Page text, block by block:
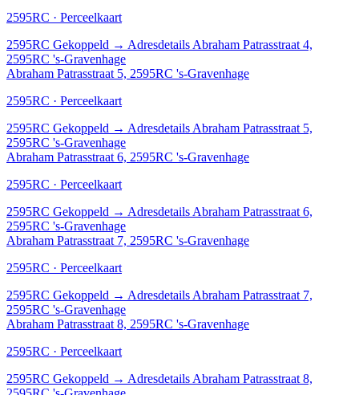
2595RC · Perceelkaart
2595RC Gekoppeld → Adresdetails Abraham Patrasstraat 4,
2595RC 's-Gravenhage
Abraham Patrasstraat 5, 2595RC 's-Gravenhage
2595RC · Perceelkaart
2595RC Gekoppeld → Adresdetails Abraham Patrasstraat 5,
2595RC 's-Gravenhage
Abraham Patrasstraat 6, 2595RC 's-Gravenhage
2595RC · Perceelkaart
2595RC Gekoppeld → Adresdetails Abraham Patrasstraat 6,
2595RC 's-Gravenhage
Abraham Patrasstraat 7, 2595RC 's-Gravenhage
2595RC · Perceelkaart
2595RC Gekoppeld → Adresdetails Abraham Patrasstraat 7,
2595RC 's-Gravenhage
Abraham Patrasstraat 8, 2595RC 's-Gravenhage
2595RC · Perceelkaart
2595RC Gekoppeld → Adresdetails Abraham Patrasstraat 8,